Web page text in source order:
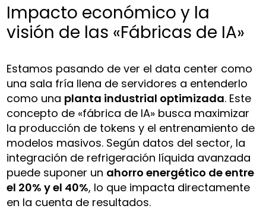
Impacto económico y la
visión de las «Fábricas de IA»
Estamos pasando de ver el data center como
una sala fría llena de servidores a entenderlo
como una planta industrial optimizada. Este
concepto de «fábrica de IA» busca maximizar
la producción de tokens y el entrenamiento de
modelos masivos. Según datos del sector, la
integración de refrigeración líquida avanzada
puede suponer un ahorro energético de entre
el 20% y el 40%, lo que impacta directamente
en la cuenta de resultados.